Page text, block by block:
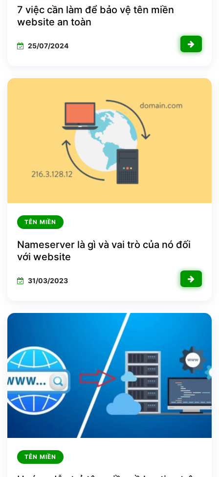
7 việc cần làm để bảo vệ tên miền
website an toàn
25/07/2024
TÊN MIỀN
Nameserver là gì và vai trò của nó đối
với website
31/03/2023
TÊN MIỀN